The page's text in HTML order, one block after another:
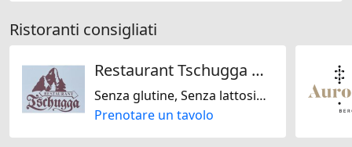
Ristoranti consigliati
Restaurant Tschugga GmbH
Senza glutine, Senza lattosio, Senza noci, Svizzera
Prenotare un tavolo